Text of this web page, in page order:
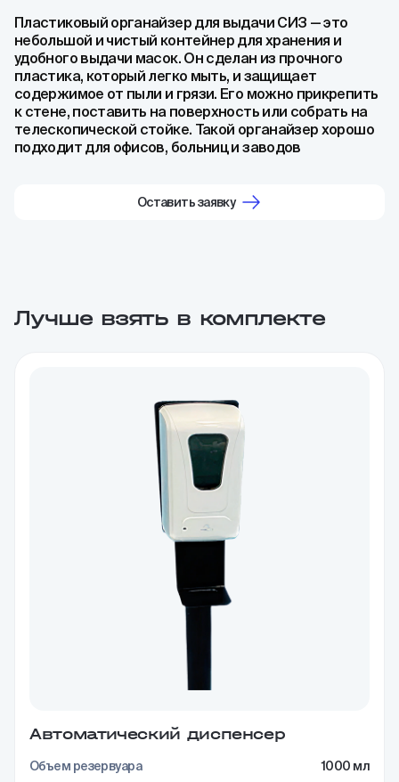
Оставить заявку
Пластиковый органайзер для выдачи СИЗ — это
небольшой и чистый контейнер для хранения и
удобного выдачи масок. Он сделан из прочного
пластика, который легко мыть, и защищает
содержимое от пыли и грязи. Его можно прикрепить
к стене, поставить на поверхность или собрать на
телескопической стойке. Такой органайзер хорошо
подходит для офисов, больниц и заводов
Лучше взять в комплекте
Автоматический диспенсер
Объем резервуара
1000 мл